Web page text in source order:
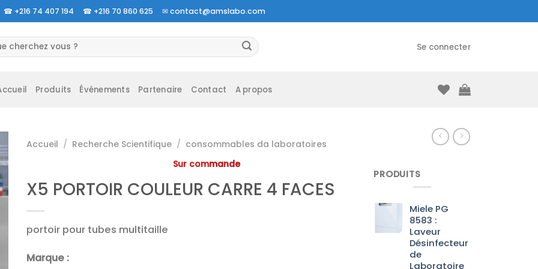
☎ +216 74 407 194 ☎ +216 70 860 625 ✉contact@amslabo.com
Se connecter
Produits Événements Partenaire Contact A propos
Accueil / Recherche Scientifique / consommables da laboratoires
Sur commande
X5 PORTOIR COULEUR CARRE 4 FACES
portoir pour tubes multitaille
Marque :
PRODUITS
Miele PG
8583 :
Laveur
Désinfecteur
de
Laboratoire